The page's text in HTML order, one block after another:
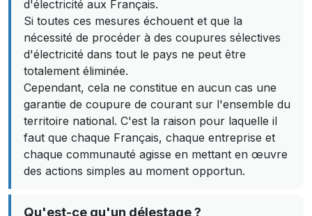
d'électricité aux Français.
Si toutes ces mesures échouent et que la
nécessité de procéder à des coupures sélectives
d'électricité dans tout le pays ne peut être
totalement éliminée.
Cependant, cela ne constitue en aucun cas une
garantie de coupure de courant sur l'ensemble du
territoire national. C'est la raison pour laquelle il
faut que chaque Français, chaque entreprise et
chaque communauté agisse en mettant en œuvre
des actions simples au moment opportun.
Qu'est-ce qu'un délestage ?